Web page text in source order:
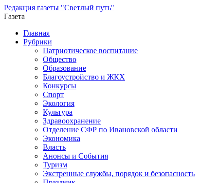
Редакция газеты "Светлый путь"
Газета
Промотать
содержимому
Главная
Рубрики
Патриотическое воспитание
Общество
Образование
Благоустройство и ЖКХ
Конкурсы
Спорт
Экология
Культура
Здравоохранение
Отделение СФР по Ивановской области
Экономика
Власть
Анонсы и События
Туризм
Экстренные службы, порядок и безопасность